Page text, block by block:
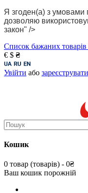
Я згоден(а) з умовами
дозволяю
закон" />
Список бажаних
€ $ ₴
Увійти або
Кошик
0 товар (товарів) - 0₴
Ваш кошик порожній